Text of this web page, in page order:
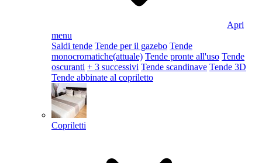
Apri
menu
Saldi tende Tende per il gazebo Tende
monocromatiche(attuale) Tende pronte all'uso Tende
oscuranti + 3 successivi Tende scandinave Tende 3D
Tende abbinate al copriletto
Copriletti